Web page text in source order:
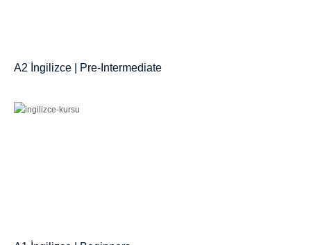
A2 İngilizce | Pre-Intermediate